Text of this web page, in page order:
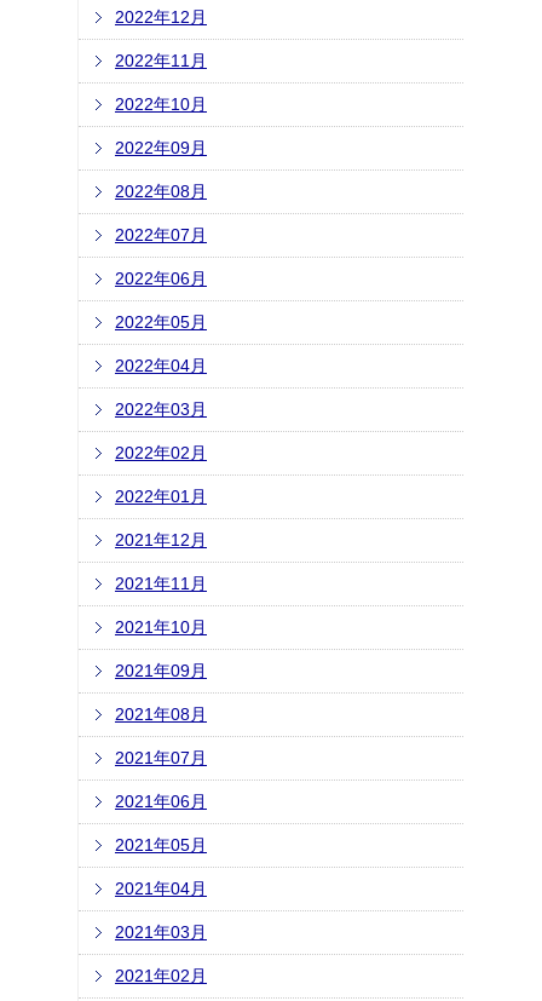
2022年12月
2022年11月
2022年10月
2022年09月
2022年08月
2022年07月
2022年06月
2022年05月
2022年04月
2022年03月
2022年02月
2022年01月
2021年12月
2021年11月
2021年10月
2021年09月
2021年08月
2021年07月
2021年06月
2021年05月
2021年04月
2021年03月
2021年02月